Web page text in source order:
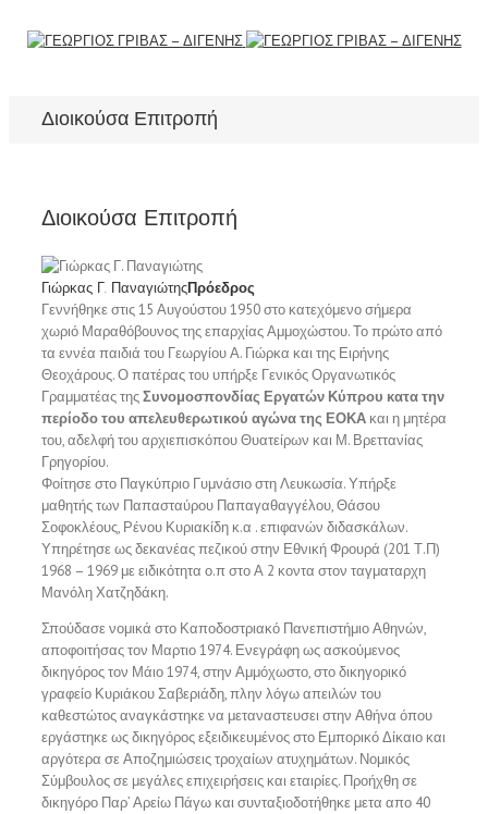
Διοικούσα Επιτροπή
Διοικούσα Επιτροπή
Γιώρκας Γ. ΠαναγιώτηςΠρόεδρος
Γεννήθηκε στις 15 Αυγούστου 1950 στο κατεχόμενο σήμερα
χωριό Μαραθόβουνος της επαρχίας Αμμοχώστου. Το πρώτο από
τα εννέα παιδιά του Γεωργίου Α. Γιώρκα και της Ειρήνης
Θεοχάρους. Ο πατέρας του υπήρξε Γενικός Οργανωτικός
Γραμματέας τηςΣυνομοσπονδίας Εργατών Κύπρου κατα την
περίοδο του απελευθερωτικού αγώνα της ΕΟΚΑ και η μητέρα
του, αδελφή του αρχιεπισκόπου Θυατείρων και Μ. Βρεττανίας
Γρηγορίου.
Φοίτησε στο Παγκύπριο Γυμνάσιο στη Λευκωσία. Υπήρξε
μαθητής των Παπασταύρου Παπαγαθαγγέλου, Θάσου
Σοφοκλέους, Ρένου Κυριακίδη κ.α . επιφανών διδασκάλων.
Υπηρέτησε ως δεκανέας πεζικού στην Εθνική Φρουρά (201 Τ.Π)
1968 – 1969 με ειδικότητα ο.π στο Α 2 κοντα στον ταγματαρχη
Μανόλη Χατζηδάκη.
Σπούδασε νομικά στο Καποδοστριακό Πανεπιστήμιο Αθηνών,
αποφοιτήσας τον Μαρτιο 1974. Ενεγράφη ως ασκούμενος
δικηγόρος τον Μάιο 1974, στην Αμμόχωστο, στο δικηγορικό
γραφείο Κυριάκου Σαβεριάδη, πλην λόγω απειλών του
καθεστώτος αναγκάστηκε να μεταναστευσει στην Αθήνα όπου
εργάστηκε ως δικηγόρος εξειδικευμένος στο Εμπορικό Δίκαιο και
αργότερα σε Αποζημιώσεις τροχαίων ατυχημάτων. Νομικός
Σύμβουλος σε μεγάλες επιχειρήσεις και εταιρίες. Προήχθη σε
δικηγόρο Παρ’ Αρείω Πάγω και συνταξιοδοτήθηκε μετα απο 40